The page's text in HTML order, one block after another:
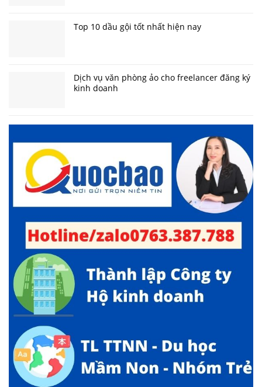
Top 10 dầu gội tốt nhất hiện nay
Dịch vụ văn phòng ảo cho freelancer đăng ký
kinh doanh